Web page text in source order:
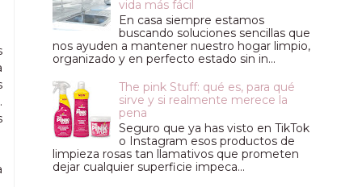
vida más fácil
En casa siempre estamos
buscando soluciones sencillas que
nos ayuden a mantener nuestro hogar limpio,
organizado y en perfecto estado sin in...
The pink Stuff: qué es, para qué
sirve y si realmente merece la
pena
Seguro que ya has visto en TikTok
o Instagram esos productos de
limpieza rosas tan llamativos que prometen
dejar cualquier superficie impeca...